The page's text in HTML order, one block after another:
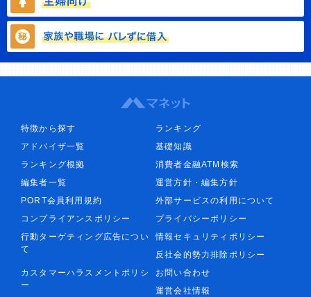
特徴から探す
ランキング
アドバイザ一覧
基礎知識
ランキング根拠
消費者金融ATM検索
編集者一覧
運営方針・編集方針
PORT会員利用規約
外部サービスの利用について
コンプライアンスポリシー
プライバシーポリシー
行動ターゲティング広告につい
て
情報セキュリティポリシー
反社会的勢力排除ポリシー
カスタマーハラスメントポリシ
ー
お問い合わせ
運営会社情報